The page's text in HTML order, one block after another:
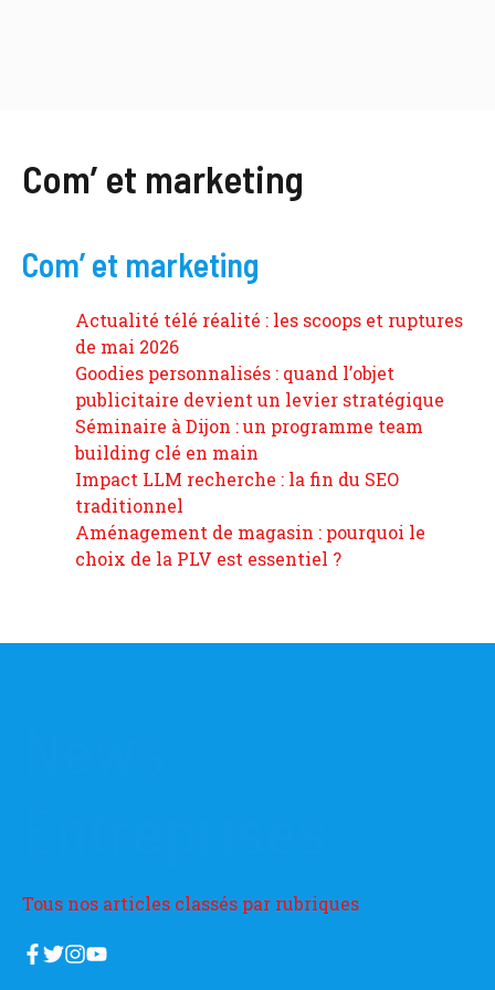
Com’ et marketing
Com’ et marketing
Actualité télé réalité : les scoops et ruptures
de mai 2026
Goodies personnalisés : quand l’objet
publicitaire devient un levier stratégique
Séminaire à Dijon : un programme team
building clé en main
Impact LLM recherche : la fin du SEO
traditionnel
Aménagement de magasin : pourquoi le
choix de la PLV est essentiel ?
Tous nos articles classés par rubriques